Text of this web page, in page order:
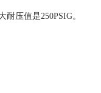
耐压值是250PSIG。